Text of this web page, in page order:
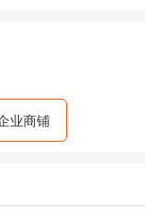
业商铺